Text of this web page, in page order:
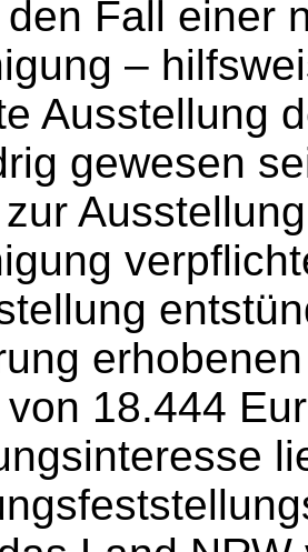
Fall einer
–
Ausstellung
gewesen
18.444